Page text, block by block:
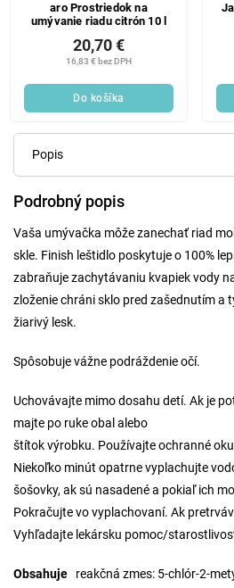
aro Prostriedok na
umývanie riadu citrón 10 l
16,83 € bez DPH
20,70 €
Do košíka
Popis
Podrobný popis
Vaša umývačka môže zanechať riad
skle. Finish leštidlo poskytuje o 100%
zabraňuje zachytávaniu kvapiek vody
zloženie chráni sklo pred zašednutím a
žiarivý lesk.
Spôsobuje vážne podráždenie očí.
Uchovávajte mimo dosahu detí. Ak je
majte po ruke obal alebo
štítok výrobku. Používajte ochranné
Niekoľko minút opatrne vyplachujte
šošovky, ak sú nasadené a pokiaľ ich
Pokračujte vo vyplachovaní. Ak
Vyhľadajte lekársku pomoc/
Obsahuje
reakčná zmes: 5-chlór-2-